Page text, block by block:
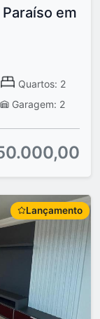
em
Quartos: 2
Garagem: 2
Lançamento